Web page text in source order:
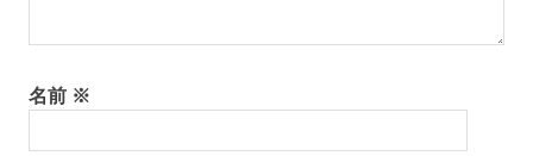
名前 ※